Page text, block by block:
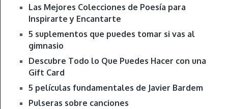
Las Mejores Colecciones de Poesía para
Inspirarte y Encantarte
5 suplementos que puedes tomar si vas al
gimnasio
Descubre Todo lo Que Puedes Hacer con una
Gift Card
5 películas fundamentales de Javier Bardem
Pulseras sobre canciones